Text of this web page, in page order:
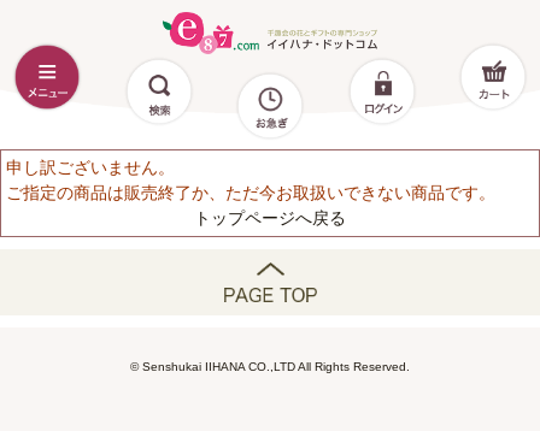
申し訳ございません。
ご指定の商品は販売終了か、ただ今お取扱いできない商品です。
トップページへ戻る
© Senshukai IIHANA CO.,LTD All Rights Reserved.